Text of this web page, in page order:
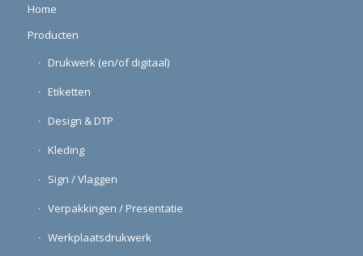
Home
Producten
Drukwerk (en/of digitaal)
Etiketten
Design & DTP
Kleding
Sign / Vlaggen
Verpakkingen / Presentatie
Werkplaatsdrukwerk